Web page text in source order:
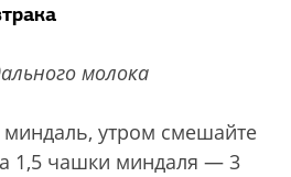
молока
утром смешайте
1,5 чашки миндаля — 3